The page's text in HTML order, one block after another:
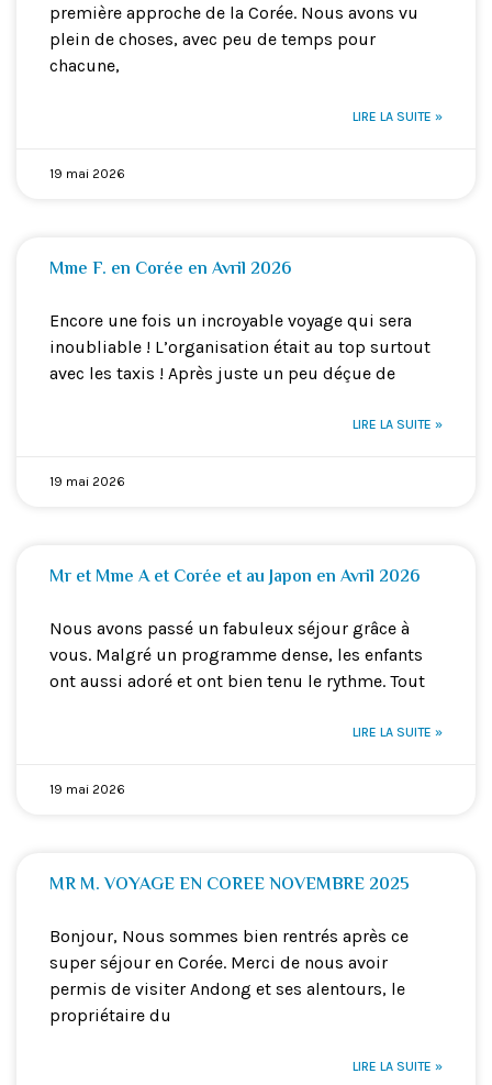
première approche de la Corée. Nous avons vu
plein de choses, avec peu de temps pour
chacune,
LIRE LA SUITE »
19 mai 2026
Mme F. en Corée en Avril 2026
Encore une fois un incroyable voyage qui sera
inoubliable ! L’organisation était au top surtout
avec les taxis ! Après juste un peu déçue de
LIRE LA SUITE »
19 mai 2026
Mr et Mme A et Corée et au Japon en Avril 2026
Nous avons passé un fabuleux séjour grâce à
vous. Malgré un programme dense, les enfants
ont aussi adoré et ont bien tenu le rythme. Tout
LIRE LA SUITE »
19 mai 2026
MR M. VOYAGE EN COREE NOVEMBRE 2025
Bonjour, Nous sommes bien rentrés après ce
super séjour en Corée. Merci de nous avoir
permis de visiter Andong et ses alentours, le
propriétaire du
LIRE LA SUITE »